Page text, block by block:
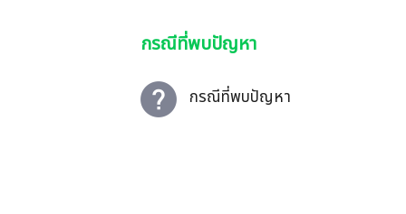
กรณีที่พบปัญหา
กรณีที่พบปัญหา